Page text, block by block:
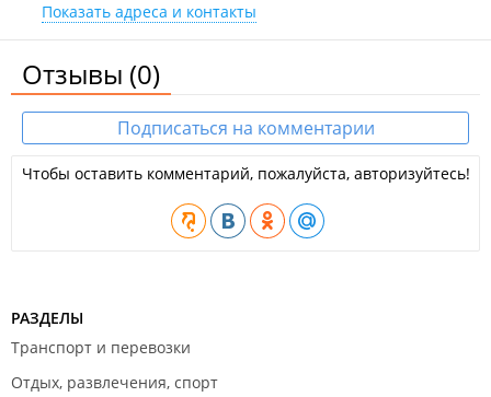
Показать адреса и контакты
Отзывы (0)
Подписаться на комментарии
Чтобы оставить комментарий, пожалуйста, авторизуйтесь!
РАЗДЕЛЫ
Транспорт и перевозки
Отдых, развлечения, спорт